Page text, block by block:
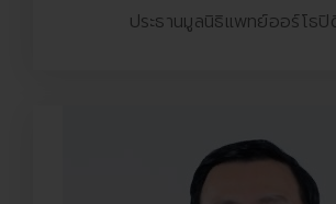
ประธานมูลนิธิแพทย์ออร์โธ